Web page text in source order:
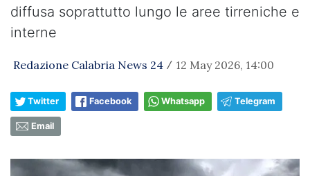
diffusa soprattutto lungo le aree tirreniche e
interne
Redazione Calabria News 24 / 12 May 2026, 14:00
Twitter Facebook Whatsapp Telegram
Email